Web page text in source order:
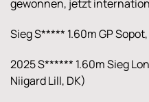
gewonnen, jetzt
Sieg S***** 1.60m GP
2025 S****** 1.60m Sieg
Niigard Lill, DK)